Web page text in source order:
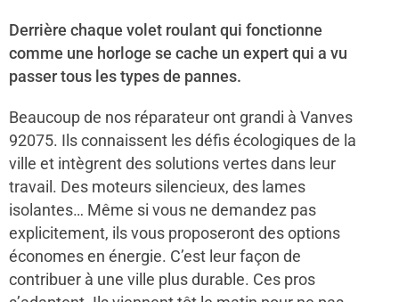
Derrière chaque volet roulant qui fonctionne
comme une horloge se cache un expert qui a vu
passer tous les types de pannes.
Beaucoup de nos réparateur ont grandi à Vanves
92075. Ils connaissent les défis écologiques de la
ville et intègrent des solutions vertes dans leur
travail. Des moteurs silencieux, des lames
isolantes… Même si vous ne demandez pas
explicitement, ils vous proposeront des options
économes en énergie. C’est leur façon de
contribuer à une ville plus durable. Ces pros